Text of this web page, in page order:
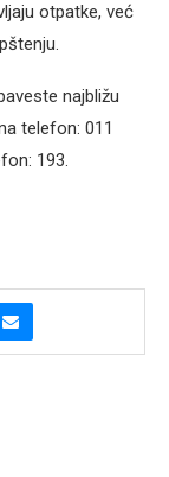
otpatke, već
najbližu
telefon: 011
193.